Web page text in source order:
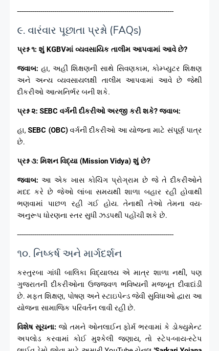
--------------------------------------------------------------------------------
૯. વારંવાર પૂછાતા પ્રશ્નો (FAQs)
પ્રશ્ન ૧: શું KGBVમાં વ્યવસાયિક તાલીમ આપવામાં આવે છે?
જવાબ: હા, અહીં શિક્ષણની સાથે સિવણકામ, કોમ્પ્યુટર શિક્ષણ
અને અન્ય વ્યવસાયલક્ષી તાલીમ આપવામાં આવે છે જેથી
દીકરીઓ આત્મનિર્ભર બની શકે.
પ્રશ્ન ૨: SEBC વર્ગની દીકરીઓ અરજી કરી શકે? જવાબ:
હા,SEBC (OBC)વર્ગની દીકરીઓ આ યોજના માટે સંપૂર્ણ પાત્ર
છે.
પ્રશ્ન ૩: મિશન વિદ્યા (Mission Vidya) શું છે?
જવાબ: આ એક ખાસ કોચિંગ પ્રોગ્રામ છે જે તે દીકરીઓને
મદદ કરે છે જેઓ લાંબા સમયથી શાળા બહાર રહી હોવાથી
ભણવામાં પાછળ રહી ગઈ હોય. તેનાથી તેઓ તેમના વય-
અનુરૂપ ધોરણના સ્તર સુધી ઝડપથી પહોંચી શકે છે.
--------------------------------------------------------------------------------
૧૦. નિષ્કર્ષ અને માર્ગદર્શન
કસ્તુરબા ગાંધી બાલિકા વિદ્યાલય એ માત્ર શાળા નથી, પણ
ગુજરાતની દીકરીઓના ઉજ્જવળ ભવિષ્યની મજબૂત દીવાદાંડી
છે. મફત શિક્ષણ, પોષણ અને સ્ટાઇપેન્ડ જેવી સુવિધાઓ દ્વારા આ
યોજના સામાજિક પરિવર્તન લાવી રહી છે.
વિશેષ સૂચના:જો તમને ઓનલાઈન ફોર્મ ભરવામાં કે ડોક્યુમેન્ટ
અપલોડ કરવામાં કોઈ મુશ્કેલી જણાય, તો સ્ટેપ-બાય-સ્ટેપ